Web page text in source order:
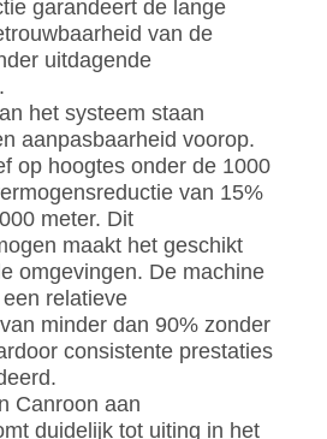
garandeert de lange
van de
uitdagende
het systeem staan
aanpasbaarheid voorop.
op hoogtes onder de 1000
van 15%
meter. Dit
maakt het geschikt
omgevingen. De machine
relatieve
minder dan 90% zonder
consistente prestaties
Canroon aan
duidelijk tot uiting in het